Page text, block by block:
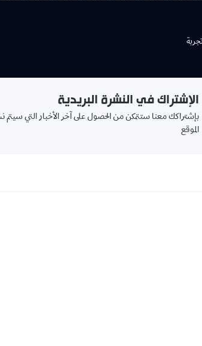
الإشتراك في النشرة البريدية
بإشتراكك معنا ستتمكن من الحصول على آخر الأخبار التي سيتم
الموقع